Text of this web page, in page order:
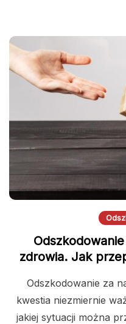
zdrowia. Jak
Odszkodowanie za
kwestia niezmiernie
jakiej sytuacji można